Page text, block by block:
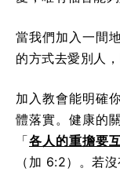
當我們加入一間
的方式去愛別人
加入教會能明確
體落實。健康的
「各人的重擔要
（加 6:2）。若